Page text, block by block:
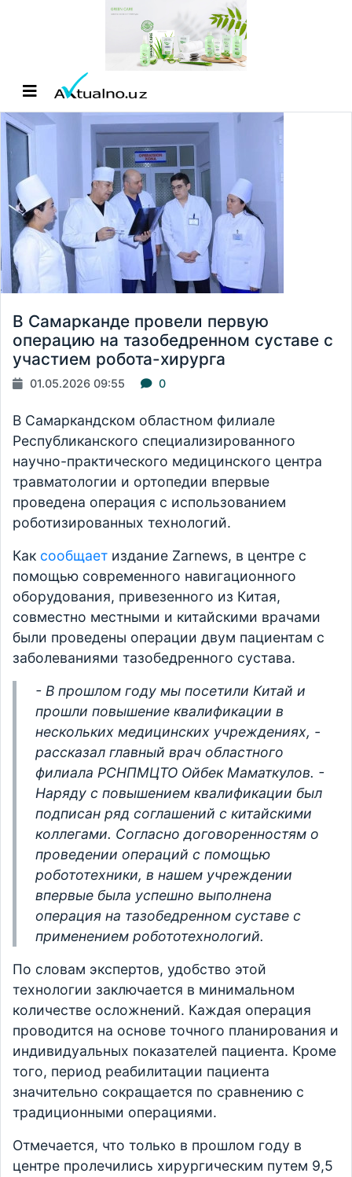
В Самарканде провели первую
операцию на тазобедренном суставе с
участием робота-хирурга
01.05.2026 09:55 0
В Самаркандском областном филиале
Республиканского специализированного
научно-практического медицинского центра
травматологии и ортопедии впервые
проведена операция с использованием
роботизированных технологий.
Как сообщает издание Zarnews, в центре с
помощью современного навигационного
оборудования, привезенного из Китая,
совместно местными и китайскими врачами
были проведены операции двум пациентам с
заболеваниями тазобедренного сустава.
- В прошлом году мы посетили Китай и
прошли повышение квалификации в
нескольких медицинских учреждениях, -
рассказал главный врач областного
филиала РСНПМЦТО Ойбек Маматкулов. -
Наряду с повышением квалификации был
подписан ряд соглашений с китайскими
коллегами. Согласно договоренностям о
проведении операций с помощью
робототехники, в нашем учреждении
впервые была успешно выполнена
операция на тазобедренном суставе с
применением робототехнологий.
По словам экспертов, удобство этой
технологии заключается в минимальном
количестве осложнений. Каждая операция
проводится на основе точного планирования и
индивидуальных показателей пациента. Кроме
того, период реабилитации пациента
значительно сокращается по сравнению с
традиционными операциями.
Отмечается, что только в прошлом году в
центре пролечились хирургическим путем 9,5